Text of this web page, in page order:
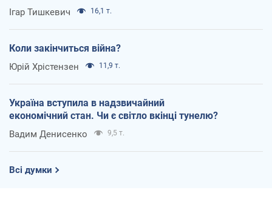
Ігар Тишкевич 16,1 т.
Коли закінчиться війна?
Юрій Хрістензен 11,9 т.
Україна вступила в надзвичайний
економічний стан. Чи є світло вкінці тунелю?
Вадим Денисенко 9,5 т.
Всі думки